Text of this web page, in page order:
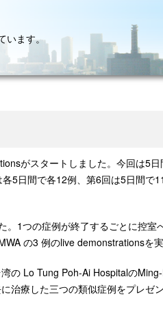
います。
がスタートしました。今回は5
5日間で各12例、第6回は5日間で
1つの症例が終了するごとに控室
の3 例のlive demonstrationsを実
の Lo Tung Poh-Ai Hospitalの
治療した三つの類似症例をプレゼ